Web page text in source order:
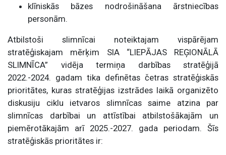
klīniskās bāzes nodrošināšana ārstniecības
personām.
Atbilstoši slimnīcai noteiktajam vispārējam
stratēģiskajam mērķim SIA “LIEPĀJAS REĢIONĀLĀ
SLIMNĪCA” vidēja termiņa darbības stratēģijā
2022.-2024. gadam tika definētas četras stratēģiskās
prioritātes, kuras stratēģijas izstrādes laikā organizēto
diskusiju ciklu ietvaros slimnīcas saime atzina par
slimnīcas darbībai un attīstībai atbilstošākajām un
piemērotākajām arī 2025.-2027. gada periodam. Šīs
stratēģiskās prioritātes ir: